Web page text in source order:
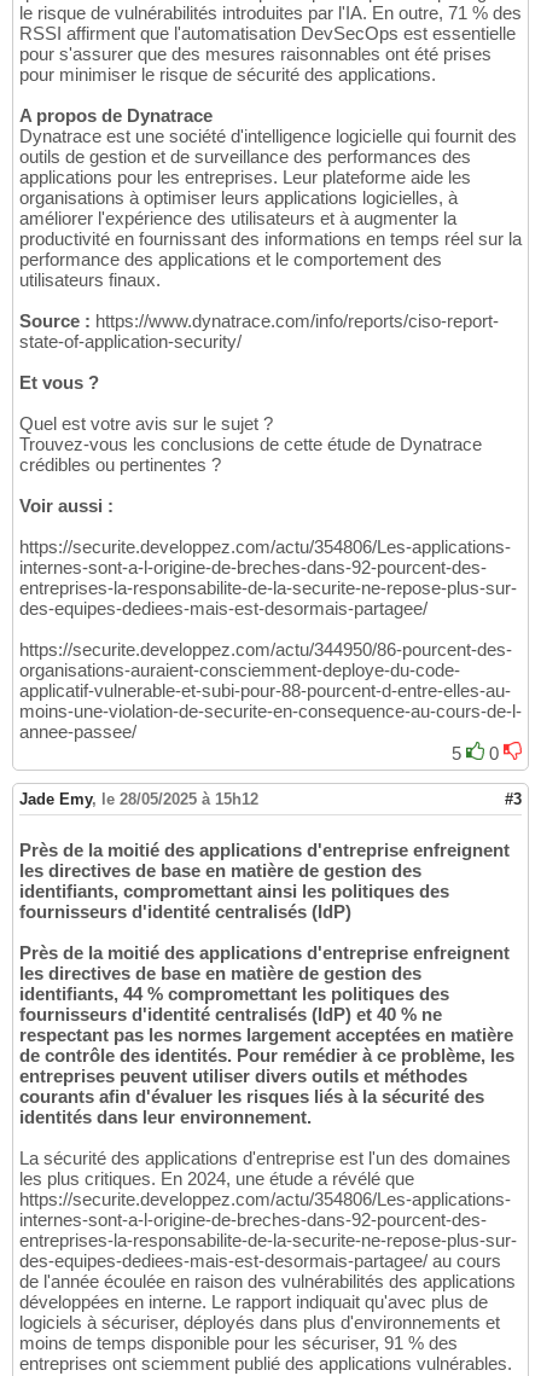
le risque de vulnérabilités introduites par l'IA. En outre, 71 % des
RSSI affirment que l'automatisation DevSecOps est essentielle
pour s'assurer que des mesures raisonnables ont été prises
pour minimiser le risque de sécurité des applications.
A propos de Dynatrace
Dynatrace est une société d'intelligence logicielle qui fournit des
outils de gestion et de surveillance des performances des
applications pour les entreprises. Leur plateforme aide les
organisations à optimiser leurs applications logicielles, à
améliorer l'expérience des utilisateurs et à augmenter la
productivité en fournissant des informations en temps réel sur la
performance des applications et le comportement des
utilisateurs finaux.
Source : https://www.dynatrace.com/info/reports/ciso-report-
state-of-application-security/
Et vous ?
Quel est votre avis sur le sujet ?
Trouvez-vous les conclusions de cette étude de Dynatrace
crédibles ou pertinentes ?
Voir aussi :
https://securite.developpez.com/actu/354806/Les-applications-
internes-sont-a-l-origine-de-breches-dans-92-pourcent-des-
entreprises-la-responsabilite-de-la-securite-ne-repose-plus-sur-
des-equipes-dediees-mais-est-desormais-partagee/
https://securite.developpez.com/actu/344950/86-pourcent-des-
organisations-auraient-consciemment-deploye-du-code-
applicatif-vulnerable-et-subi-pour-88-pourcent-d-entre-elles-au-
moins-une-violation-de-securite-en-consequence-au-cours-de-l-
annee-passee/
5
0
Jade Emy, le 28/05/2025 à 15h12 #3
Près de la moitié des applications d'entreprise enfreignent
les directives de base en matière de gestion des
identifiants, compromettant ainsi les politiques des
fournisseurs d'identité centralisés (IdP)
Près de la moitié des applications d'entreprise enfreignent
les directives de base en matière de gestion des
identifiants, 44 % compromettant les politiques des
fournisseurs d'identité centralisés (IdP) et 40 % ne
respectant pas les normes largement acceptées en matière
de contrôle des identités. Pour remédier à ce problème, les
entreprises peuvent utiliser divers outils et méthodes
courants afin d'évaluer les risques liés à la sécurité des
identités dans leur environnement.
La sécurité des applications d'entreprise est l'un des domaines
les plus critiques. En 2024, une étude a révélé que
https://securite.developpez.com/actu/354806/Les-applications-
internes-sont-a-l-origine-de-breches-dans-92-pourcent-des-
entreprises-la-responsabilite-de-la-securite-ne-repose-plus-sur-
des-equipes-dediees-mais-est-desormais-partagee/ au cours
de l'année écoulée en raison des vulnérabilités des applications
développées en interne. Le rapport indiquait qu'avec plus de
logiciels à sécuriser, déployés dans plus d'environnements et
moins de temps disponible pour les sécuriser, 91 % des
entreprises ont sciemment publié des applications vulnérables.